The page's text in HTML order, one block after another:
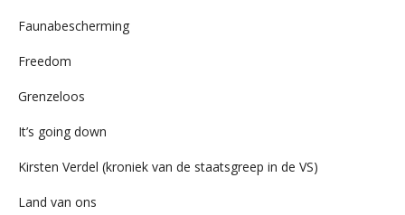
Faunabescherming
Freedom
Grenzeloos
It’s going down
Kirsten Verdel (kroniek van de staatsgreep in de VS)
Land van ons